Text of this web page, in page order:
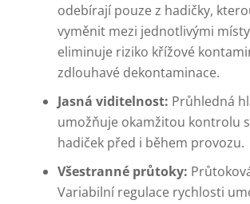
odebírají pouze z hadičky,
vyměnit mezi jednotlivými
eliminuje riziko křížové
zdlouhavé dekontaminace.
Jasná viditelnost: Průhledná
umožňuje okamžitou kontrolu
hadiček před i během provozu.
Všestranné průtoky:
Variabilní regulace rychlosti